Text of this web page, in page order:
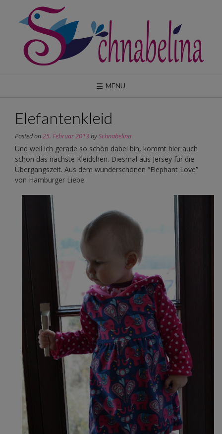
content
MENU
Elefantenkleid
Posted on25. Februar 2013bySchnabelina
Und weil ich gerade so schön dabei bin, kommt hier auch
schon das nächste Kleidchen. Diesmal aus Jersey für die
Übergangszeit. Aus dem wunderschönen “Elephant Love”
von Hamburger Liebe.